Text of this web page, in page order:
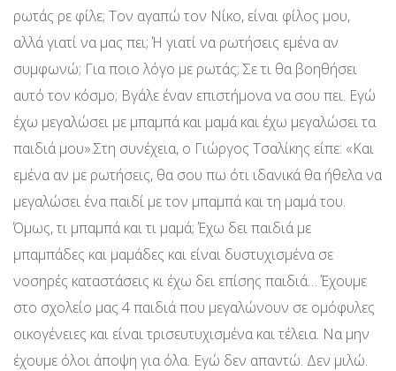
ρωτάς ρε φίλε; Τον αγαπώ τον Νίκο, είναι φίλος μου,
αλλά γιατί να μας πει; Ή γιατί να ρωτήσεις εμένα αν
συμφωνώ; Για ποιο λόγο με ρωτάς; Σε τι θα βοηθήσει
αυτό τον κόσμο; Βγάλε έναν επιστήμονα να σου πει. Εγώ
έχω μεγαλώσει με μπαμπά και μαμά και έχω μεγαλώσει τα
παιδιά μου».Στη συνέχεια, ο Γιώργος Τσαλίκης είπε: «Και
εμένα αν με ρωτήσεις, θα σου πω ότι ιδανικά θα ήθελα να
μεγαλώσει ένα παιδί με τον μπαμπά και τη μαμά του.
Όμως, τι μπαμπά και τι μαμά; Έχω δει παιδιά με
μπαμπάδες και μαμάδες και είναι δυστυχισμένα σε
νοσηρές καταστάσεις κι έχω δει επίσης παιδιά… Έχουμε
στο σχολείο μας 4 παιδιά που μεγαλώνουν σε ομόφυλες
οικογένειες και είναι τρισευτυχισμένα και τέλεια. Να μην
έχουμε όλοι άποψη για όλα. Εγώ δεν απαντώ. Δεν μιλώ.